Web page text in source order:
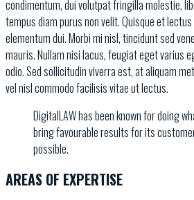
condimentum, dui volutpat fringilla molestie,
tempus diam purus non velit. Quisque et
elementum dui. Morbi mi nisl, tincidunt sed
mauris. Nullam nisi lacus, feugiat eget varius
odio. Sed sollicitudin viverra est, at aliquam
vel nisl commodo facilisis vitae ut lectus.
DigitalLAW has been known for doing
bring favourable results for its
possible.
AREAS OF EXPERTISE